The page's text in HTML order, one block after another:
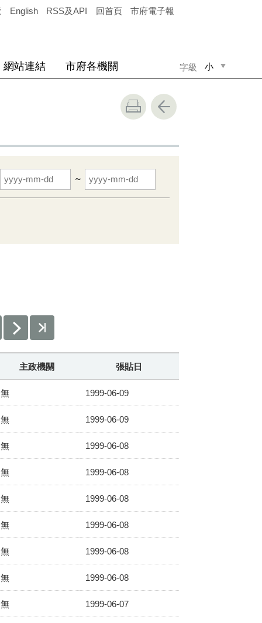
English RSS及API 回首頁 市府電子報
字級 小
網站連結 市府各機關
~
主政機關 張貼日
無 1999-06-09
無 1999-06-09
無 1999-06-08
無 1999-06-08
無 1999-06-08
無 1999-06-08
無 1999-06-08
無 1999-06-08
無 1999-06-07